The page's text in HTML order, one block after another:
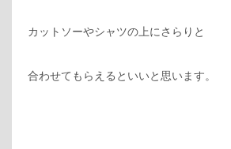
カットソーやシャツの上にさらりと
合わせてもらえるといいと思います。